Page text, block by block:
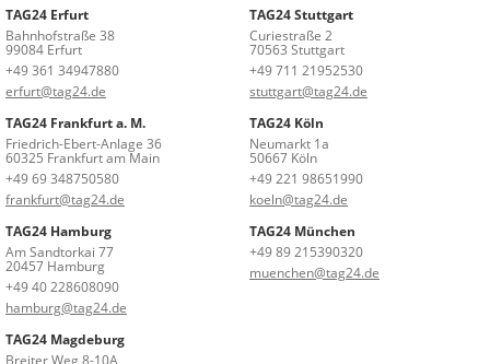
TAG24 Erfurt
Bahnhofstraße 38
99084 Erfurt
+49 361 34947880
erfurt@tag24.de
TAG24 Stuttgart
Curiestraße 2
70563 Stuttgart
+49 711 21952530
stuttgart@tag24.de
TAG24 Frankfurt a. M.
Friedrich-Ebert-Anlage 36
60325 Frankfurt am Main
+49 69 348750580
frankfurt@tag24.de
TAG24 Köln
Neumarkt 1a
50667 Köln
+49 221 98651990
koeln@tag24.de
TAG24 Hamburg
Am Sandtorkai 77
20457 Hamburg
+49 40 228608090
hamburg@tag24.de
TAG24 München
+49 89 215390320
muenchen@tag24.de
TAG24 Magdeburg